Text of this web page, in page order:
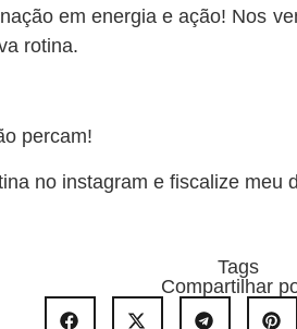
em energia e ação! Nos
rotina.
percam!
no instagram e fiscalize meu
Tags
Compartilhar